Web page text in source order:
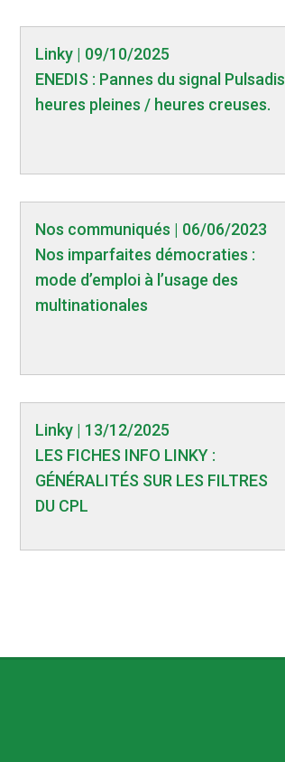
Linky | 09/10/2025
ENEDIS : Pannes du signal Pulsadis
heures pleines / heures creuses.
Nos communiqués | 06/06/2023
Nos imparfaites démocraties :
mode d’emploi à l’usage des
multinationales
Linky | 13/12/2025
LES FICHES INFO LINKY :
GÉNÉRALITÉS SUR LES FILTRES
DU CPL